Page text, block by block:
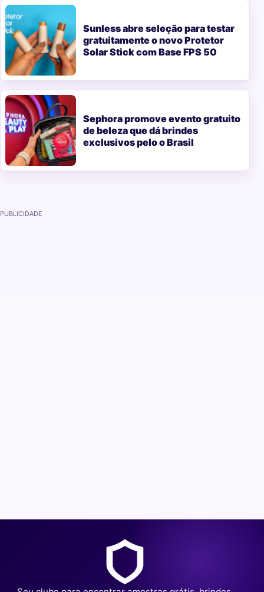
Sunless abre seleção para testar
gratuitamente o novo Protetor
Solar Stick com Base FPS 50
Sephora promove evento gratuito
de beleza que dá brindes
exclusivos pelo o Brasil
PUBLICIDADE